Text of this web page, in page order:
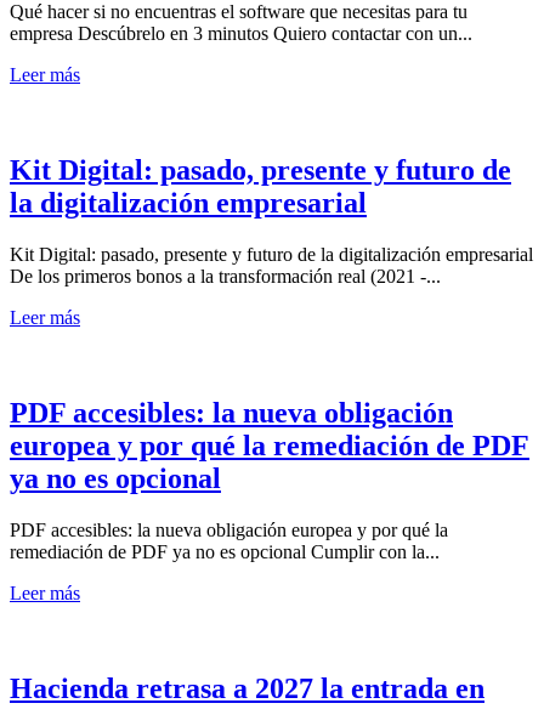
Qué hacer si no encuentras el software que necesitas para tu
empresa Descúbrelo en 3 minutos Quiero contactar con un...
Leer más
Kit Digital: pasado, presente y futuro de
la digitalización empresarial
Kit Digital: pasado, presente y futuro de la digitalización empresarial
De los primeros bonos a la transformación real (2021 -...
Leer más
PDF accesibles: la nueva obligación
europea y por qué la remediación de PDF
ya no es opcional
PDF accesibles: la nueva obligación europea y por qué la
remediación de PDF ya no es opcional Cumplir con la...
Leer más
Hacienda retrasa a 2027 la entrada en